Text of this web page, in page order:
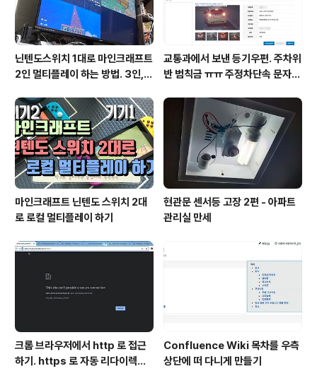
닌텐도스위치 1대로 마인크래프트
2인 멀티플레이 하는 방법. 3인, 4
교통과에서 보낸 등기우편. 주차위
반 범칙금 ㅠㅠ 주정차단속 문자알
마인크래프트 닌텐도 스위치 2대
로 로컬 멀티플레이 하기
현관문 센서등 고장 2편 - 아파트
관리실 만세
크롬 브라우저에서 http 로 접근
하기. https 로 자동 리다이렉트
Confluence Wiki 목차를 우측
상단에 떠 다니게 만들기